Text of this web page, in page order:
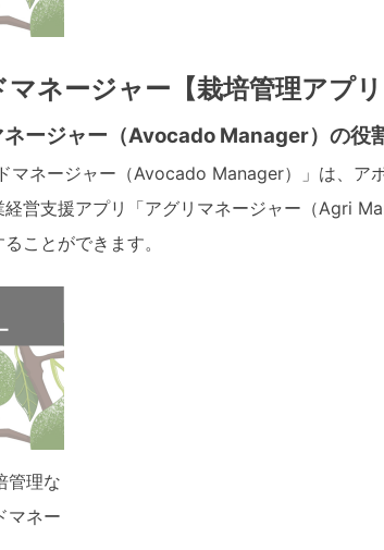
ネージャー【栽培管理アプリ
ネージャー（Avocado Manager）の役
マネージャー（Avocado Manager）」は、
経営支援アプリ「アグリマネージャー（Agri
ことができます。
管理な
マネー